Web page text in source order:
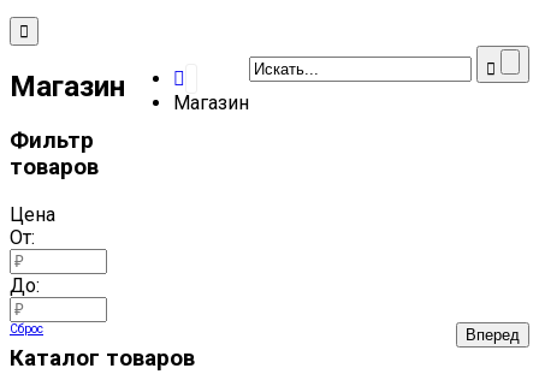
Магазин Магазин
Фильтр
товаров
Цена
От:
До:
Сброс
Каталог товаров